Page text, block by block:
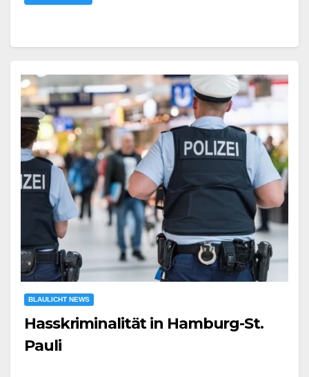
BLAULICHT NEWS
Hasskriminalität in Hamburg-St.
Pauli